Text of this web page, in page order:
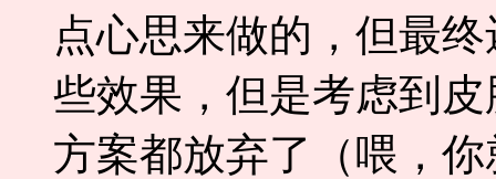
点心思来做的，但最
些效果，但是考虑到
方案都放弃了（喂，